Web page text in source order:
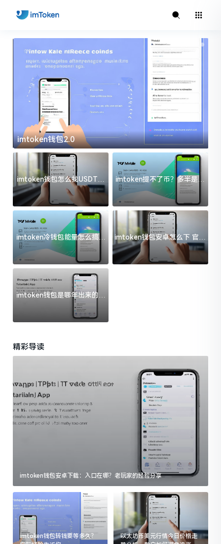
imtoken钱包2.0
imtoken钱包怎么找USDT地
址？三步搞定不踩坑
imtoken提不了币？多半是这
几件事没处理好
imtoken冷钱包能量怎么搞？
过来人告诉你门道
imtoken钱包安卓怎么下 官方
渠道避坑指南
imtoken钱包是哪年出来的？
一文给你说清楚
精彩导读
imtoken钱包安卓下载：入口在哪？老玩家的经验分享
imtoken钱包转钱要等多久？
以太坊币美元行情今日价格走